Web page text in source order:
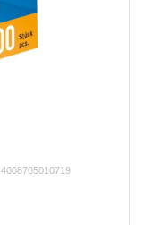
4008705010719